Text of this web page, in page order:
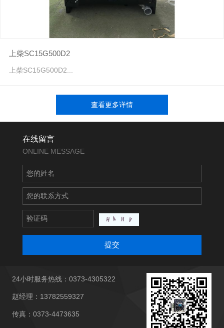
上柴SC15G500D2
上柴SC15G500D2...
查看更多详情
在线留言
ONLINE MESSAGE
提交
24小时服务热线：0373-4305322
赵经理：13782559327
传真：0373-4473635